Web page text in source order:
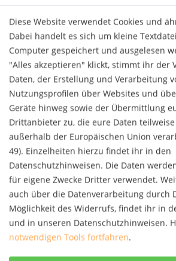
Diese Website verwendet Cookies und
Dabei handelt es sich um kleine
Computer gespeichert und ausgelesen
"Alles akzeptieren" klickt, stimmt ihr der
Daten, der Erstellung und Verarbeitung
Nutzungsprofilen über Websites und
Geräte hinweg sowie der Übermittlung
Drittanbieter zu, die eure Daten
außerhalb der Europäischen Union
49). Einzelheiten hierzu findet ihr in den
Datenschutzhinweisen. Die Daten
für eigene Zwecke Dritter verwendet.
auch über die Datenverarbeitung durch
Möglichkeit des Widerrufs, findet ihr in
und in unseren Datenschutzhinweisen.
notwendigen Tools fortfahren.
inkl. MwSt. zzgl. Versandkosten
Derzeit nicht lieferbar.
Merken Bewerten
Verlag:
Bruno Books
Autor:
David Vance
Artikel-Nr.:
KNV58180797
ISBN:
9783959852517
Beschreibung
Beautiful, sensual, and emotional:
large-scale photography book Emotion